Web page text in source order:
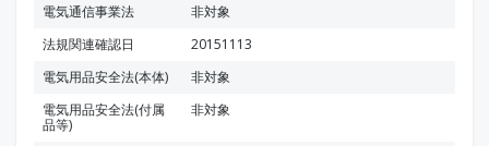
電気通信事業法
非対象
法規関連確認日
20151113
電気用品安全法(本体)
非対象
電気用品安全法(付属
品等)
非対象